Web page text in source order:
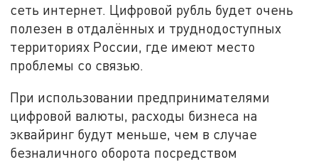
сеть интернет. Цифровой рубль будет очень
полезен в отдалённых и труднодоступных
территориях России, где имеют место
проблемы со связью.
При использовании предпринимателями
цифровой валюты, расходы бизнеса на
эквайринг будут меньше, чем в случае
безналичного оборота посредством